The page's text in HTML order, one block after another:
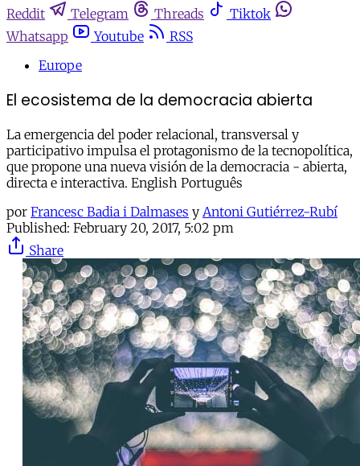
Reddit
Telegram Threads
Tiktok
Whatsapp
Youtube
RSS
Europe
El ecosistema de la democracia abierta
La emergencia del poder relacional, transversal y
participativo impulsa el protagonismo de la tecnopolítica,
que propone una nueva visión de la democracia - abierta,
directa e interactiva. English Português
por Francesc Badia i Dalmases y Antoni Gutiérrez-Rubí
Published: February 20, 2017, 5:02 pm
Share